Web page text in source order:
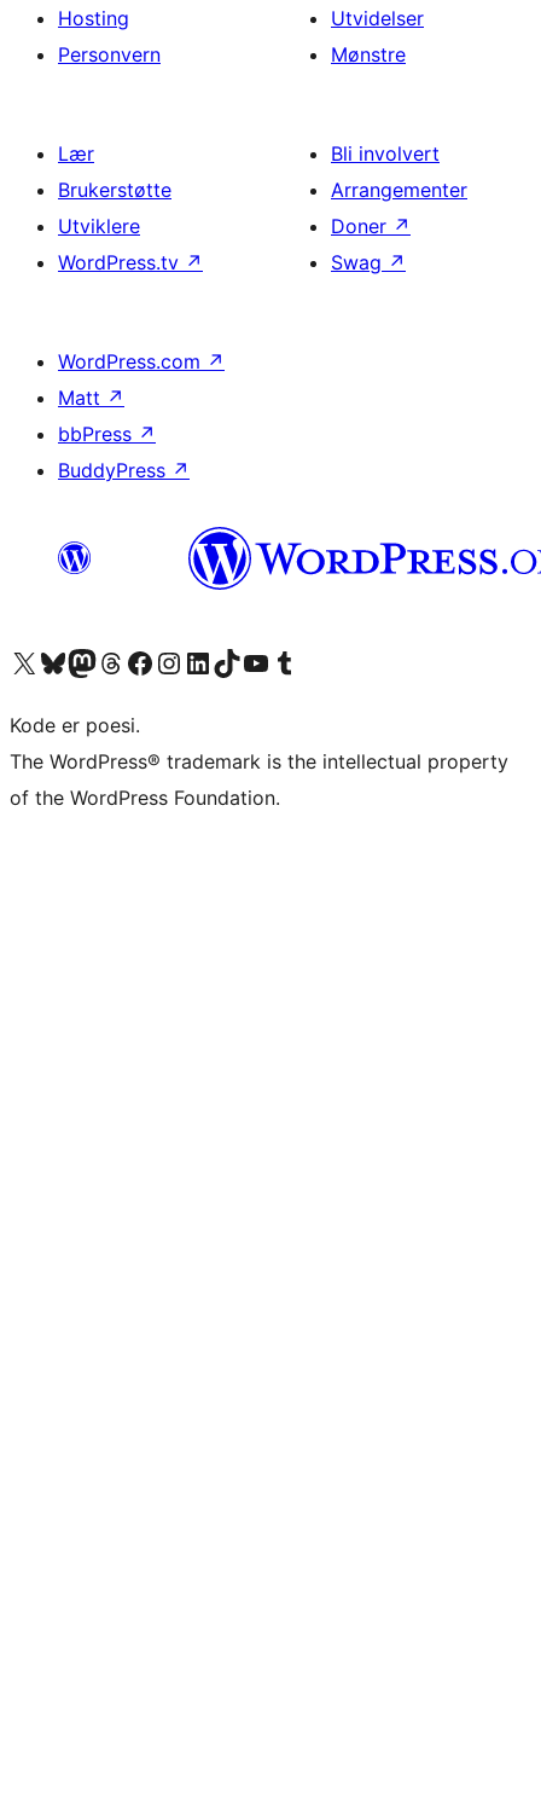
Hosting
Personvern
Utvidelser
Mønstre
Lær
Brukerstøtte
Utviklere
WordPress.tv ↗
Bli involvert
Arrangementer
Doner ↗
Swag ↗
WordPress.com ↗
Matt ↗
bbPress ↗
BuddyPress ↗
Besøk vår konto på X Visit our Bluesky account
Besøk vår Mastodon-konto
Visit our Threads account
Besøk vår Facebook-sideBesøk vår Instagram-konto
Besøk vår LinkedIn-konto
Visit our TikTok account
Visit our YouTube channel
Visit our Tumblr account
Kode er poesi.
The WordPress® trademark is the intellectual property
of the WordPress Foundation.